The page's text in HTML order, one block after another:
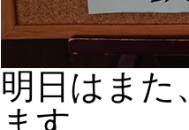
明日はまた